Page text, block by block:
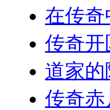
在传奇
传奇开
道家
传奇赤